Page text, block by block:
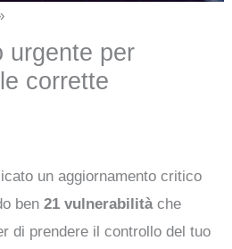
urgente per
corrette
un aggiornamento critico
ben21 vulnerabilitàche
di prendere il controllo del tuo